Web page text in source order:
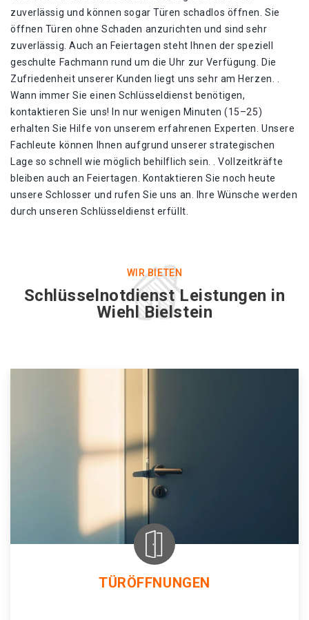
zuverlässig und können sogar Türen schadlos öffnen. Sie
öffnen Türen ohne Schaden anzurichten und sind sehr
zuverlässig. Auch an Feiertagen steht Ihnen der speziell
geschulte Fachmann rund um die Uhr zur Verfügung. Die
Zufriedenheit unserer Kunden liegt uns sehr am Herzen. .
Wann immer Sie einen Schlüsseldienst benötigen,
kontaktieren Sie uns! In nur wenigen Minuten (15–25)
erhalten Sie Hilfe von unserem erfahrenen Experten. Unsere
Fachleute können Ihnen aufgrund unserer strategischen
Lage so schnell wie möglich behilflich sein. . Vollzeitkräfte
bleiben auch an Feiertagen. Kontaktieren Sie noch heute
unsere Schlosser und rufen Sie uns an. Ihre Wünsche werden
durch unseren Schlüsseldienst erfüllt.
WIR BIETEN
Schlüsselnotdienst Leistungen in
Wiehl Bielstein
TÜRÖFFNUNGEN